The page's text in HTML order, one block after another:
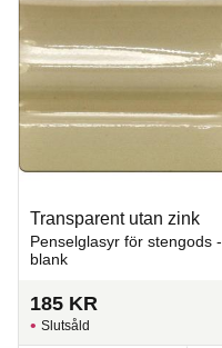
Transparent utan zink
Penselglasyr för stengods -
blank
185 KR
Slutsåld